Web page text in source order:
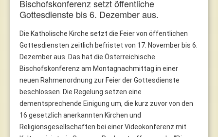
Bischofskonferenz setzt öffentliche
Gottesdienste bis 6. Dezember aus.
Die Katholische Kirche setzt die Feier von öffentlichen
Gottesdiensten zeitlich befristet von 17. November bis 6.
Dezember aus. Das hat die Österreichische
Bischofskonferenz am Montagnachmittag in einer
neuen Rahmenordnung zur Feier der Gottesdienste
beschlossen. Die Regelung setzen eine
dementsprechende Einigung um, die kurz zuvor von den
16 gesetzlich anerkannten Kirchen und
Religionsgesellschaften bei einer Videokonferenz mit